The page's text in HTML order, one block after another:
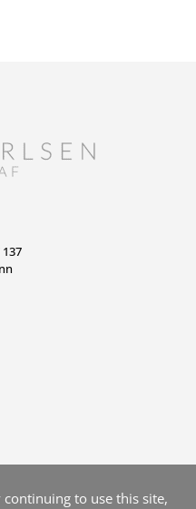
continuing to use this site,